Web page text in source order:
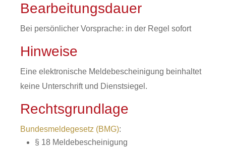
Bearbeitungsdauer
Bei persönlicher Vorsprache: in der Regel sofort
Hinweise
Eine elektronische Meldebescheinigung beinhaltet
keine Unterschrift und Dienstsiegel.
Rechtsgrundlage
Bundesmeldegesetz (BMG):
§ 18 Meldebescheinigung